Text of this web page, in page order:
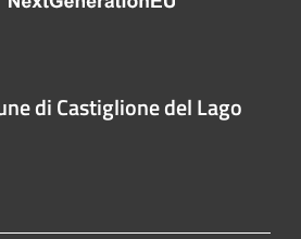
di Castiglione del Lago